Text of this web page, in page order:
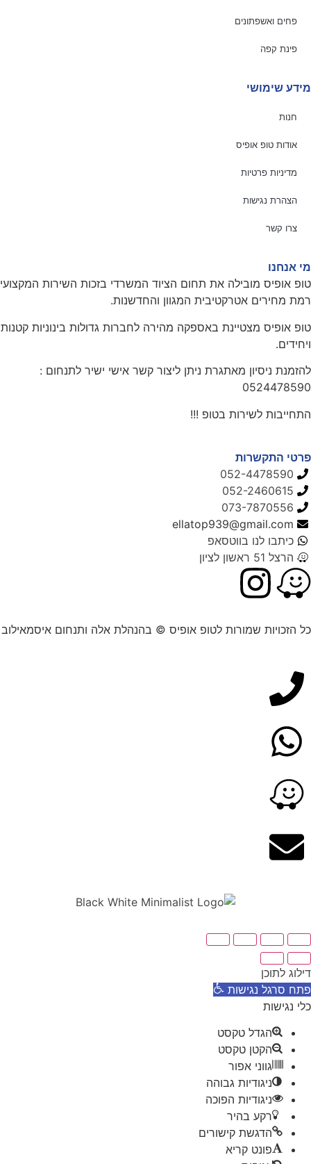
פחים ואשפתונים
פינת קפה
מידע שימושי
חנות
אודות טופ אופיס
מדיניות פרטיות
הצהרת נגישות
צרו קשר
מי אנחנו
טופ אופיס מובילה את תחום הציוד המשרדי בזכות השירות המקצועי
רמת מחירים אטרקטיבית המגוון והחדשנות.
טופ אופיס מצטיינת באספקה מהירה לחברות גדולות בינוניות קטנות
ויחידים.
להזמנת ניסיון מאתגרת ניתן ליצור קשר אישי ישיר לתנחום :
0524478590
התחייבות לשירות בטופ !!!
פרטי התקשרות
052-4478590
052-2460615
073-7870556
ellatop939@gmail.com
כיתבו לנו בווטסאפ
הרצל 51 ראשון לציון
כל הזכויות שמורות לטופ אופיס © בהנהלת אלה ותנחום איסמאילוב
דילוג לתוכן
פתח סרגל נגישות
כלי נגישות
הגדל טקסט
הקטן טקסט
גווני אפור
ניגודיות גבוהה
ניגודיות הפוכה
רקע בהיר
הדגשת קישורים
פונט קריא